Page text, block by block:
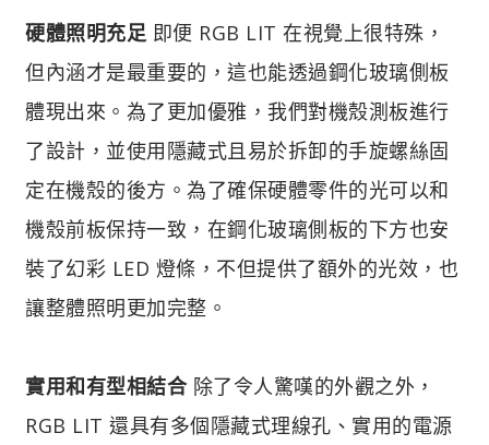
硬體照明充足 即便 RGB LIT 在視覺上很特殊，
但內涵才是最重要的，這也能透過鋼化玻璃側板
體現出來。為了更加優雅，我們對機殼測板進行
了設計，並使用隱藏式且易於拆卸的手旋螺絲固
定在機殼的後方。為了確保硬體零件的光可以和
機殼前板保持一致，在鋼化玻璃側板的下方也安
裝了幻彩 LED 燈條，不但提供了額外的光效，也
讓整體照明更加完整。
實用和有型相結合除了令人驚嘆的外觀之外，
RGB LIT 還具有多個隱藏式理線孔、實用的電源